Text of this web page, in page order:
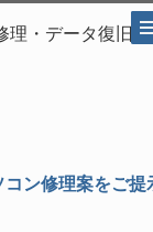
理・データ復旧
ン修理案をご提